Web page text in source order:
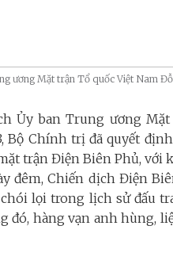
ương Mặt trận Tổ quốc Việt Nam Đỗ
Ủy ban Trung ương Mặt
Bộ Chính trị đã quyết
trận Điện Biên Phủ, với
đêm, Chiến dịch Điện
lọi trong lịch sử đấu
đó, hàng vạn anh hùng,